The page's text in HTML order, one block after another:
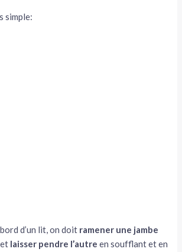
simple:
d’un lit, on doit ramener une jambe
laisser pendre l’autre en soufflant et en